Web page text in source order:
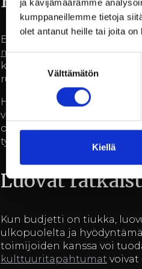
ja kävijämäärämme
kumppaneillemme tietoja
olet antanut heille tai joita
Suostumuksen
Välttämätön
Kiellä
Edullisten virkistyspäivien
monipuolisia vaihtoehtoja,
kokemuksia, jotka eivät
ruukkikylään tutustumalla
Hyödyntämällä Billnäsin
virkistyspäiviä. Esimerkiksi
ovat edullisia tapoja
työyhteisön
Luovat
Kun budjetti on tiukka,
ulkopuolelta ja
toimijoiden kanssa voi
kulttuuritapahtumat voivat